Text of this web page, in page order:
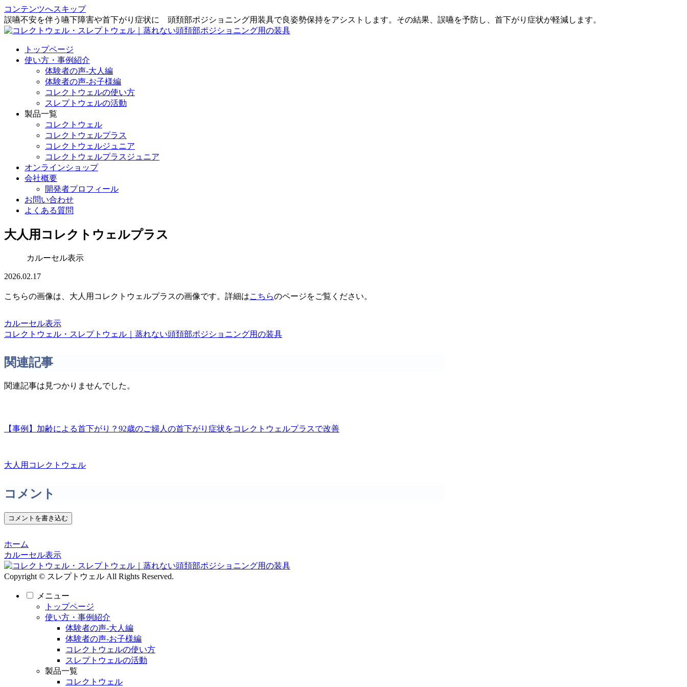
コンテンツへスキップ
誤嚥不安を伴う嚥下障害や首下がり症状に 頭頚部ポジショニング用装具で良姿勢保持をアシストします。その結果、誤嚥を予防し、首下がり症状が軽減します。
トップページ
使い方・事例紹介
体験者の声‐大人編
体験者の声-お子様編
コレクトウェルの使い方
スレプトウェルの活動
製品一覧
コレクトウェル
コレクトウェルプラス
コレクトウェルジュニア
コレクトウェルプラスジュニア
オンラインショップ
会社概要
開発者プロフィール
お問い合わせ
よくある質問
大人用コレクトウェルプラス
カルーセル表示
2026.02.17
こちらの画像は、大人用コレクトウェルプラスの画像です。詳細はこちらのページをご覧ください。
カルーセル表示
コレクトウェル・スレプトウェル｜蒸れない頭頚部ポジショニング用の装具
関連記事
関連記事は見つかりませんでした。
【事例】加齢による首下がり？92歳のご婦人の首下がり症状をコレクトウェルプラスで改善
大人用コレクトウェル
コメント
コメントを書き込む
ホーム
カルーセル表示
Copyright © スレプトウェル All Rights Reserved.
メニュー
トップページ
使い方・事例紹介
体験者の声‐大人編
体験者の声-お子様編
コレクトウェルの使い方
スレプトウェルの活動
製品一覧
コレクトウェル